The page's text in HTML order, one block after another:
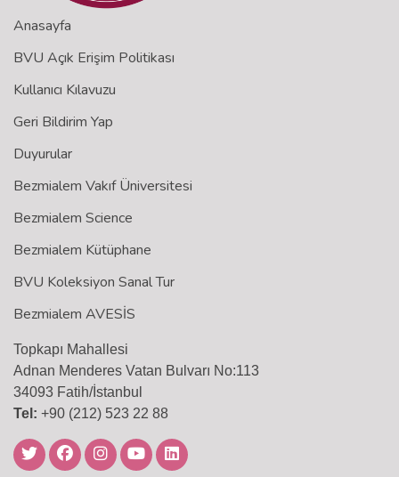
Anasayfa
BVU Açık Erişim Politikası
Kullanıcı Kılavuzu
Geri Bildirim Yap
Duyurular
Bezmialem Vakıf Üniversitesi
Bezmialem Science
Bezmialem Kütüphane
BVU Koleksiyon Sanal Tur
Bezmialem AVESİS
Topkapı Mahallesi
Adnan Menderes Vatan Bulvarı No:113
34093 Fatih/İstanbul
Tel: +90 (212) 523 22 88